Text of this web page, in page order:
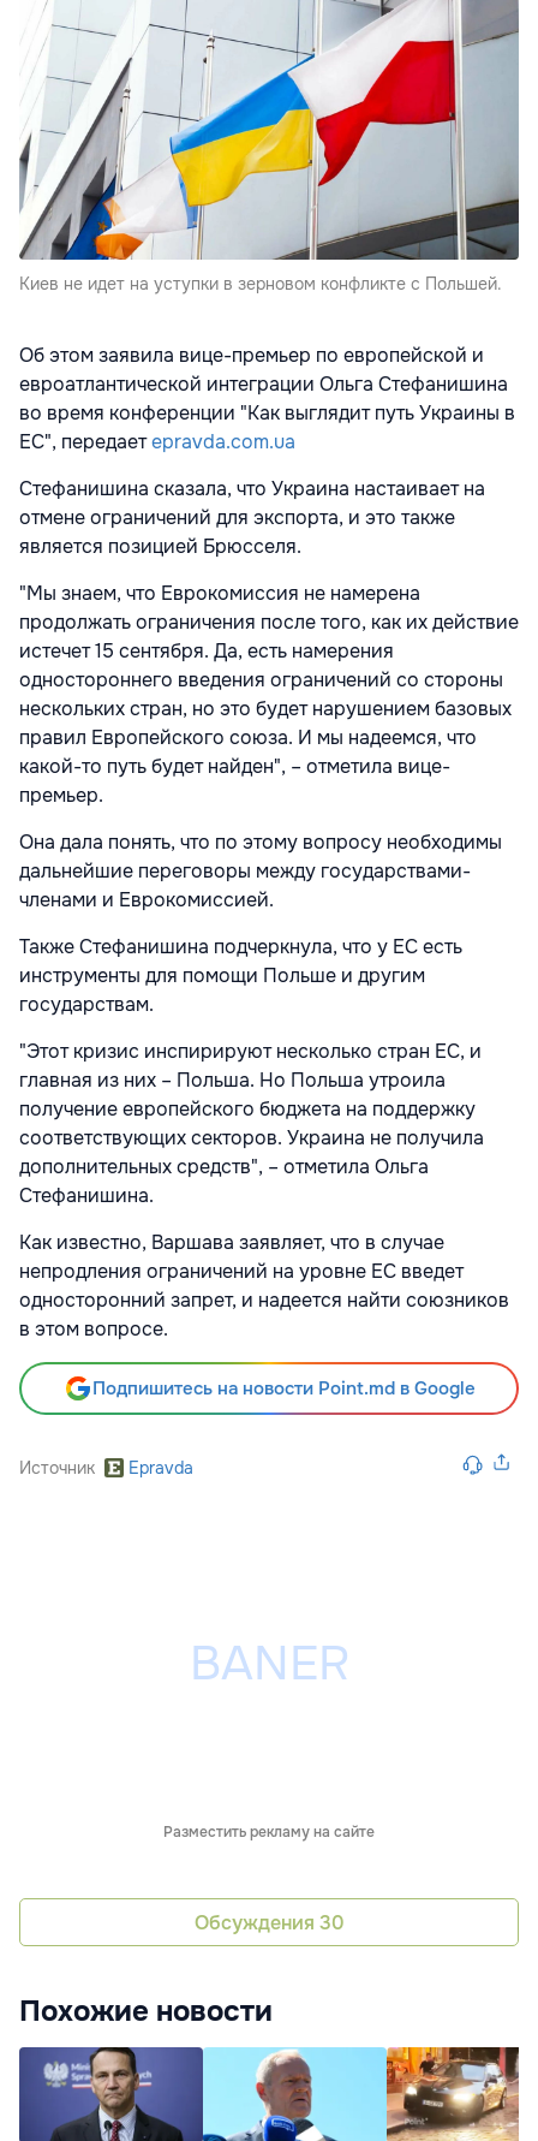
Киев не идет на уступки в зерновом конфликте с Польшей.
Об этом заявила вице-премьер по европейской и
евроатлантической интеграции Ольга Стефанишина
во время конференции "Как выглядит путь Украины в
ЕС", передаетepravda.com.ua
Стефанишина сказала, что Украина настаивает на
отмене ограничений для экспорта, и это также
является позицией Брюсселя.
"Мы знаем, что Еврокомиссия не намерена
продолжать ограничения после того, как их действие
истечет 15 сентября. Да, есть намерения
одностороннего введения ограничений со стороны
нескольких стран, но это будет нарушением базовых
правил Европейского союза. И мы надеемся, что
какой-то путь будет найден", – отметила вице-
премьер.
Она дала понять, что по этому вопросу необходимы
дальнейшие переговоры между государствами-
членами и Еврокомиссией.
Также Стефанишина подчеркнула, что у ЕС есть
инструменты для помощи Польше и другим
государствам.
"Этот кризис инспирируют несколько стран ЕС, и
главная из них – Польша. Но Польша утроила
получение европейского бюджета на поддержку
соответствующих секторов. Украина не получила
дополнительных средств", – отметила Ольга
Стефанишина.
Как известно, Варшава заявляет, что в случае
непродления ограничений на уровне ЕС введет
односторонний запрет, и надеется найти союзников
в этом вопросе.
Подпишитесь на новости Point.md в Google
Источник Epravda
Разместить рекламу на сайте
Обсуждения 30
Похожие новости